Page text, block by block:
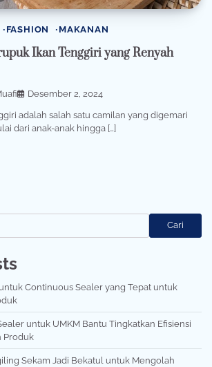
FASHION MAKANAN
Ikan Tenggiri yang Renyah
Desember 2, 2024
adalah salah satu camilan yang digemari
dari anak-anak hingga […]
Cari
Continuous Sealer yang Tepat untuk
untuk UMKM Bantu Tingkatkan Efisiensi
Produk
Sekam Jadi Bekatul untuk Mengolah